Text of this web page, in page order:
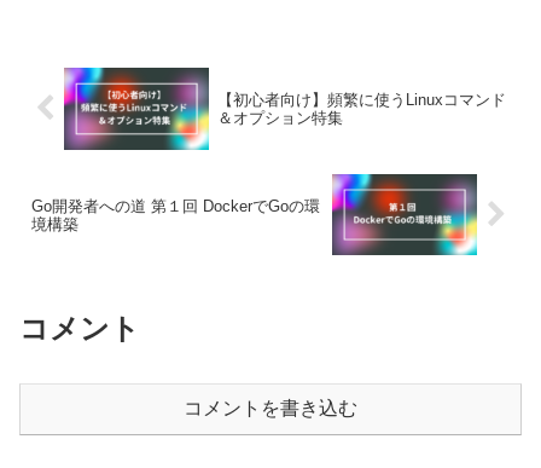
【初心者向け】頻繁に使うLinuxコマンド
＆オプション特集
Go開発者への道 第１回 DockerでGoの環
境構築
コメント
コメントを書き込む